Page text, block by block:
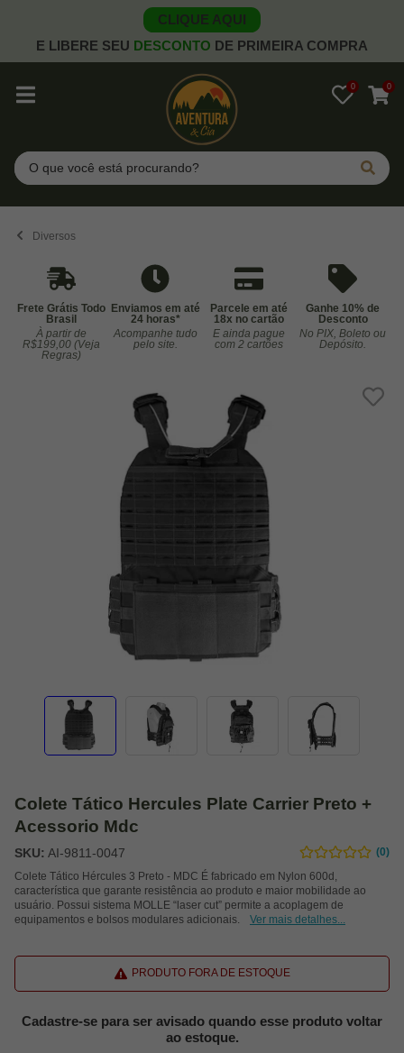
CLIQUE AQUI
E LIBERE SEU DESCONTO DE PRIMEIRA COMPRA
0 0
Pesquisar
Diversos
Frete Grátis Todo
Brasil
À partir de
R$199,00 (Veja
Regras)
Enviamos em até
24 horas*
Acompanhe tudo
pelo site.
Parcele em até
18x no cartão
E ainda pague
com 2 cartões
Ganhe 10% de
Desconto
No PIX, Boleto ou
Depósito.
Colete Tático Hercules Plate Carrier Preto +
Acessorio Mdc
SKU: AI-9811-0047
(0)
Colete Tático Hércules 3 Preto - MDC É fabricado em Nylon 600d,
característica que garante resistência ao produto e maior mobilidade ao
usuário. Possui sistema MOLLE “laser cut” permite a acoplagem de
equipamentos e bolsos modulares adicionais.
Ver mais detalhes...
PRODUTO FORA DE ESTOQUE
Cadastre-se para ser avisado quando esse produto voltar
ao estoque.